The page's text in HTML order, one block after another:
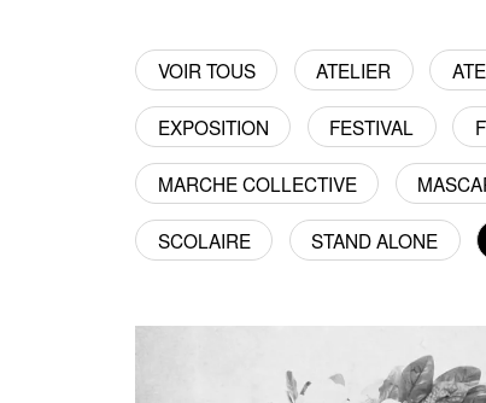
VOIR TOUS ATELIER
EXPOSITION FESTIVAL
MARCHE COLLECTIVE
SCOLAIRE STAND ALONE